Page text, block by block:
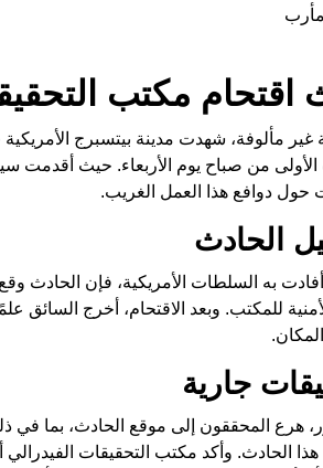
مأرب
اقتحام مكتب
من صباح يوم الأربعاء. حيث أقدمت
حول دوافع هذا العمل الغريب.
الحادث
للمكتب. وبعد الاقتحام، أخرج السائق
جارية
هرع المحققون إلى موقع الحادث، بما في
الحادث. وأكد مكتب التحقيقات